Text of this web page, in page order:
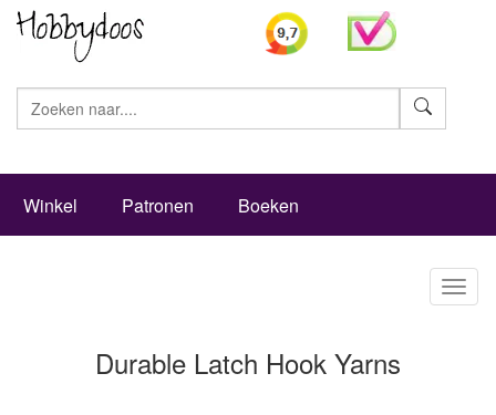
Winkel Patronen Boeken
Durable Latch Hook Yarns